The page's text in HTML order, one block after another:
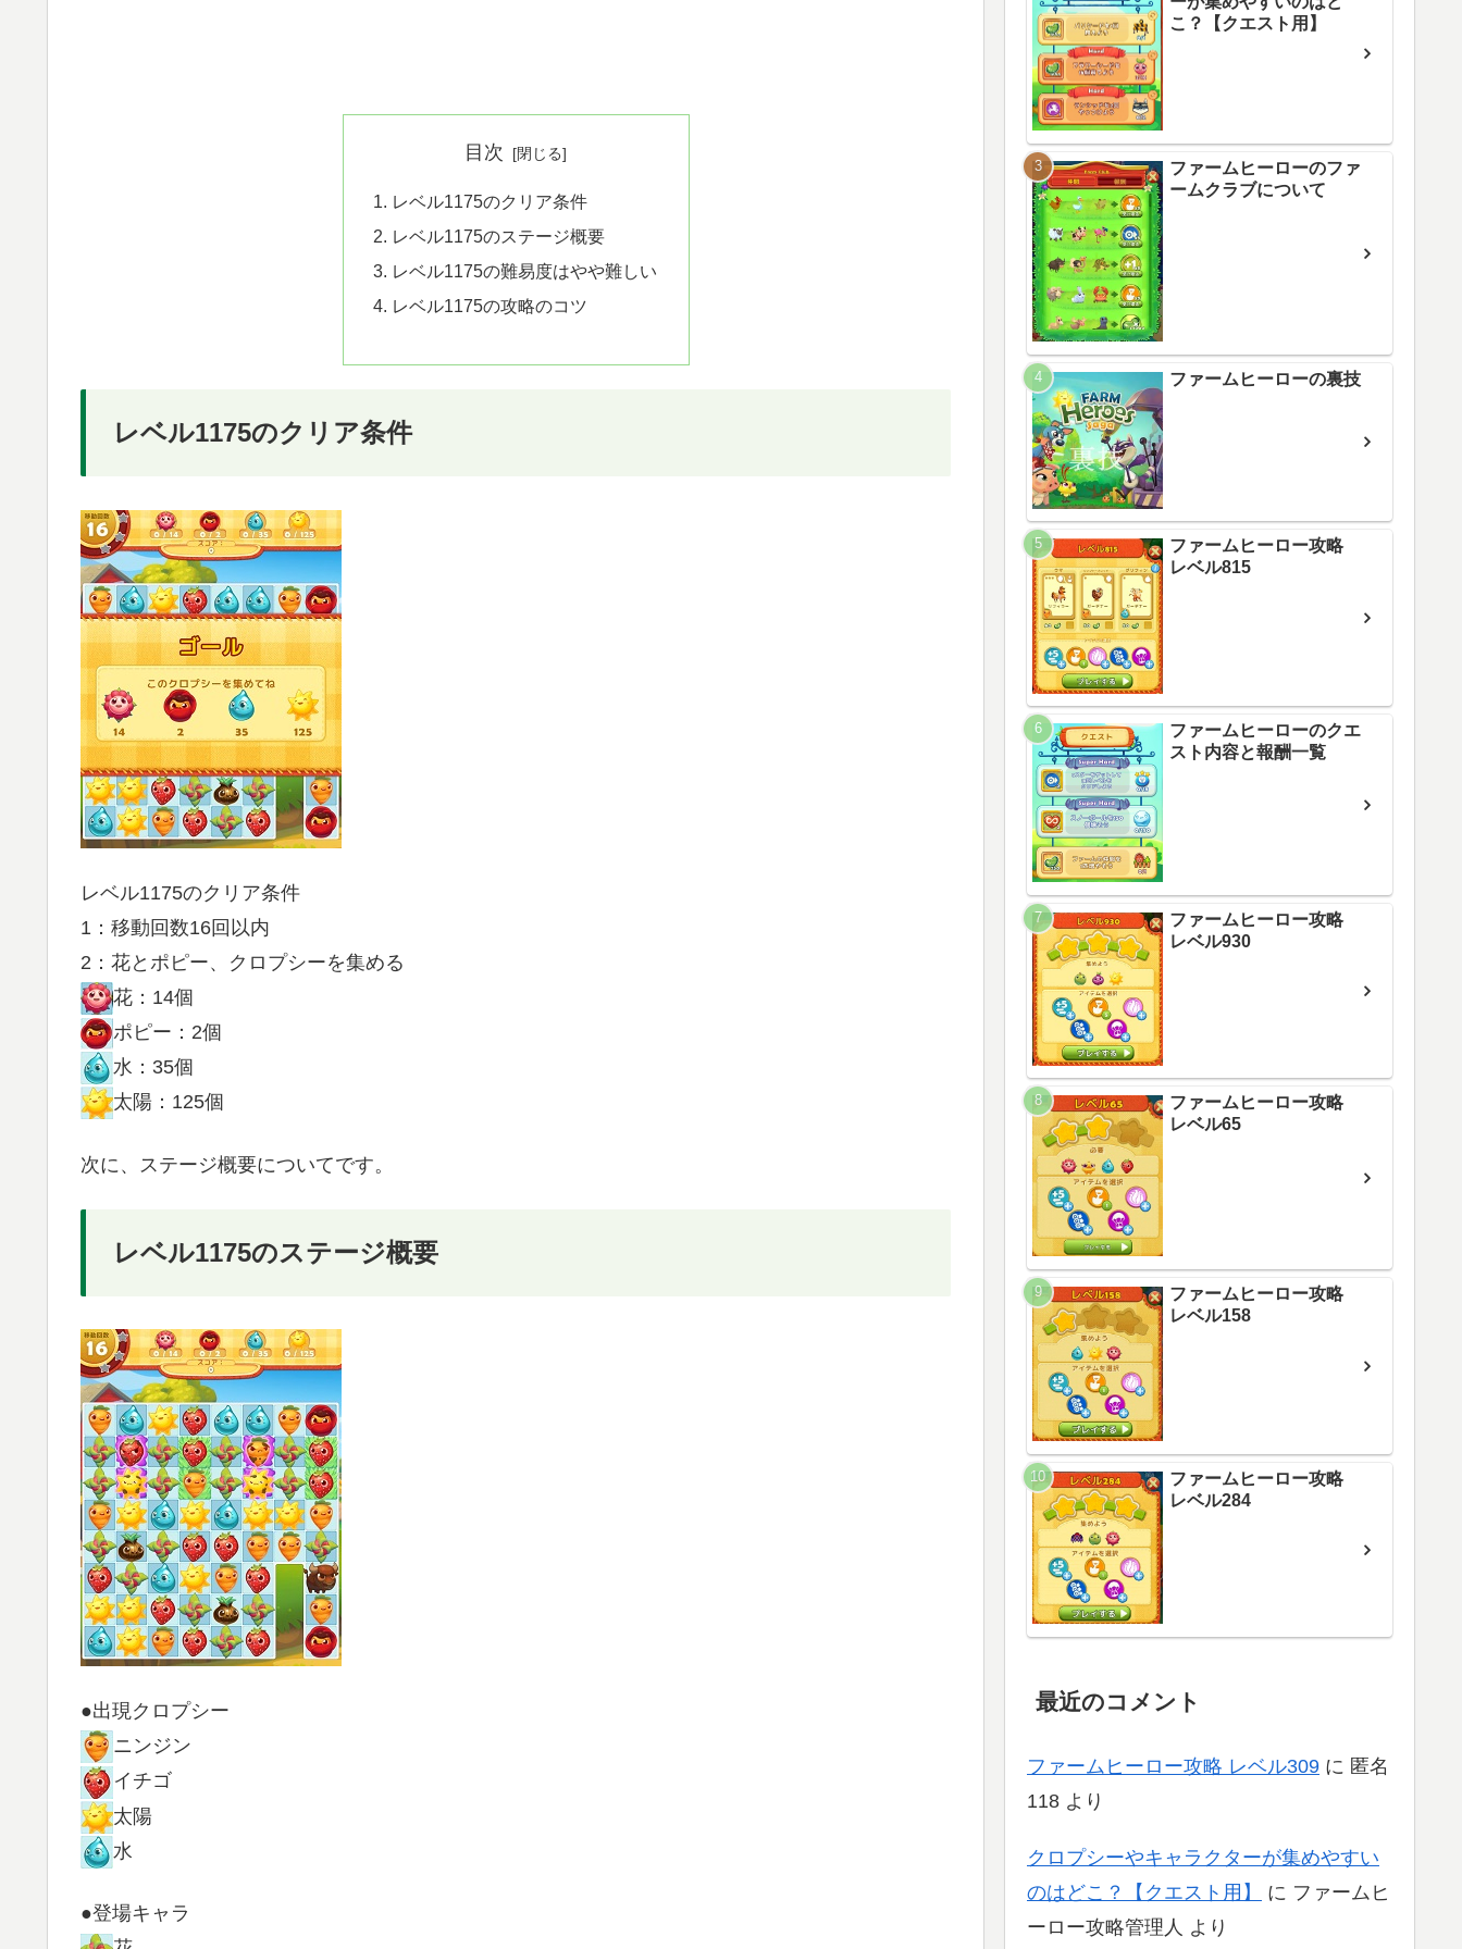
目次
レベル1175のクリア条件
レベル1175のステージ概要
レベル1175の難易度はやや難しい
レベル1175の攻略のコツ
レベル1175のクリア条件
レベル1175のクリア条件
1：移動回数16回以内
2：花とポピー、クロプシーを集める
花：14個
ポピー：2個
水：35個
太陽：125個
次に、ステージ概要についてです。
レベル1175のステージ概要
●出現クロプシー
ニンジン
イチゴ
太陽
水
●登場キャラ
こ？【クエスト用】
ファームヒーローのファ
ームクラブについて
ファームヒーローの裏技
ファームヒーロー攻略
レベル815
ファームヒーローのクエ
スト内容と報酬一覧
ファームヒーロー攻略
レベル930
ファームヒーロー攻略
レベル65
ファームヒーロー攻略
レベル158
ファームヒーロー攻略
レベル284
最近のコメント
ファームヒーロー攻略 レベル309 に 匿名
118 より
クロプシーやキャラクターが集めやすい
のはどこ？【クエスト用】
に ファームヒ
ーロー攻略管理人 より